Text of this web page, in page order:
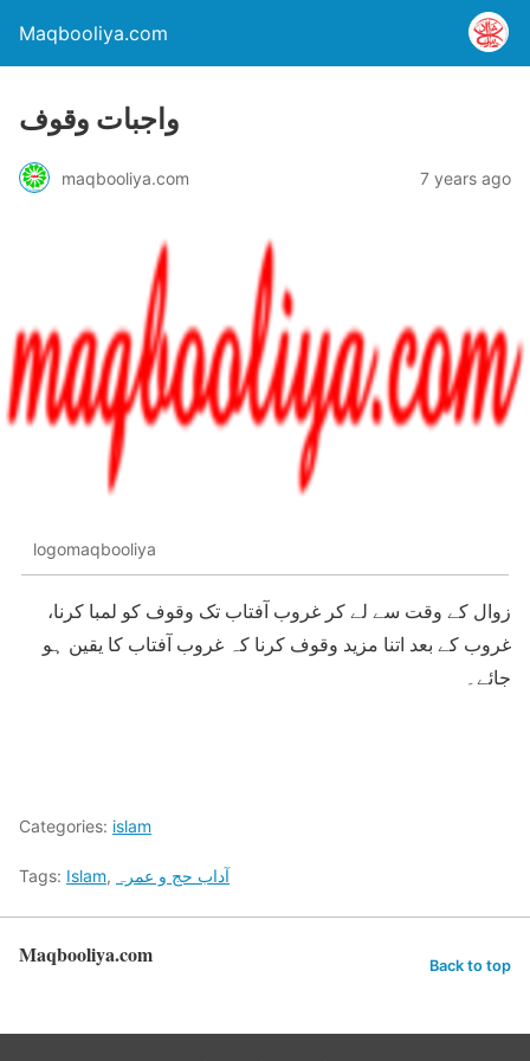
Maqbooliya.com
واجبات وقوف
maqbooliya.com 7 years ago
logomaqbooliya
زوال کے وقت سے لے کر غروب آفتاب تک وقوف کو لمبا کرنا،
غروب کے بعد اتنا مزید وقوف کرنا کہ غروب آفتاب کا یقین ہو
جائے۔
Categories: islam
Tags: Islam, آداب حج و عمرہ
Maqbooliya.com Back to top